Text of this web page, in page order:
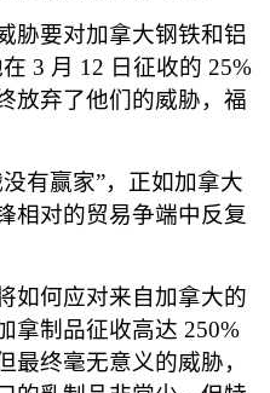
胁要对加拿大钢铁和铝
3 月 12 日征收的 25%
放弃了他们的威胁，福
有赢家”，正如加拿大
相对的贸易争端中反复
如何应对来自加拿大的
拿制品征收高达 250%
最终毫无意义的威胁，